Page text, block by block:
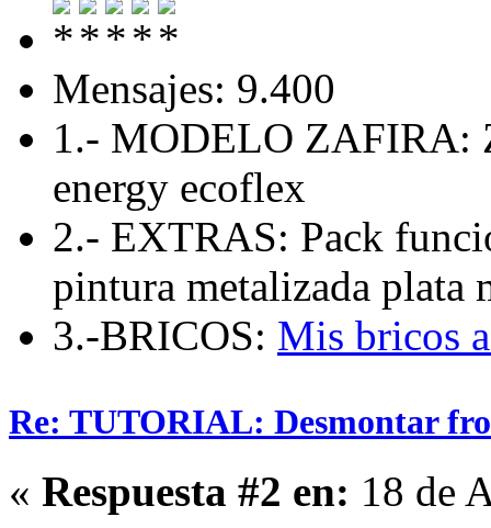
Mensajes: 9.400
1.- MODELO ZAFIRA:
energy ecoflex
2.- EXTRAS: Pack
pintura metalizada plata
3.-BRICOS: Mis bricos
Re: TUTORIAL: Desmontar
« Respuesta #2 en: 18 de